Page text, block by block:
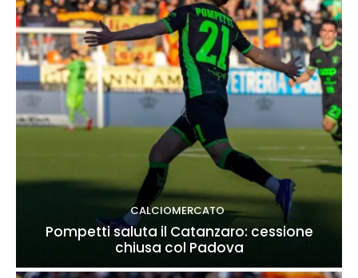
CALCIOMERCATO
Pompetti saluta il Catanzaro: cessione
chiusa col Padova